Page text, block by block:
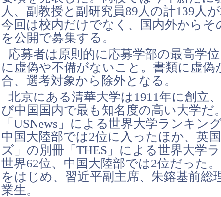
人、副教授と副研究員89人の計139人
今回は校内だけでなく、国内外からそ
を公開で募集する。
応募者は原則的に応募学部の最高学
に虚偽や不備がないこと。書類に虚偽
合、選考対象から除外となる。
北京にある清華大学は1911年に創立
び中国国内で最も知名度の高い大学だ
「USNews」による世界大学ランキン
中国大陸部では2位に入ったほか、英
ズ」の別冊「THES」による世界大学
世界62位、中国大陸部では2位だった
をはじめ、習近平副主席、朱鎔基前総
業生。